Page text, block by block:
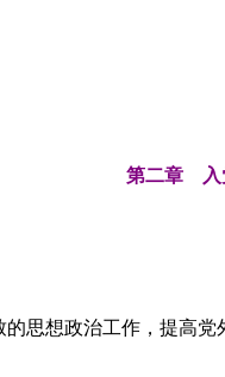
第二章 入
想政治工作，提高党